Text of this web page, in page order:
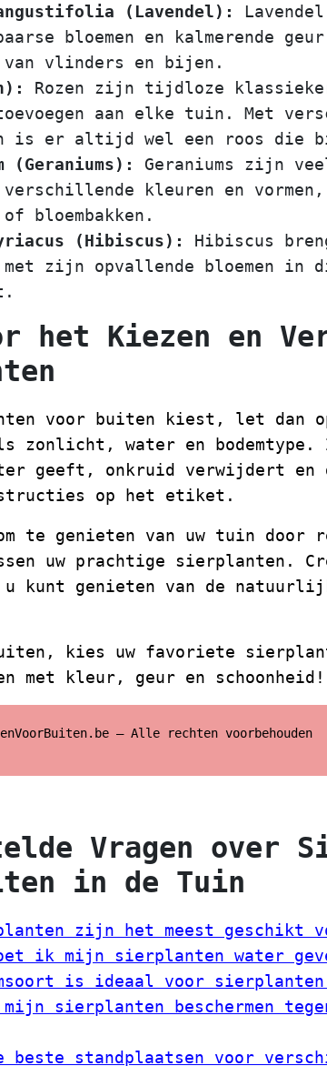
(Lavendel):
bloemen en kalmerende
van vlinders en bijen.
Rozen zijn tijdloze
aan elke tuin. Met
is er altijd wel een roos die bij
(Geraniums):
Geraniums zijn
kleuren en
of bloembakken.
(Hibiscus):
Hibiscus
met zijn opvallende bloemen in
het Kiezen en
voor buiten kiest, let dan
zonlicht, water en bodemtype.
geeft, onkruid verwijdert en
op het etiket.
te genieten van uw tuin door
uw prachtige sierplanten.
u kunt genieten van de
kies uw favoriete
met kleur, geur en schoonheid!
– Alle rechten voorbehouden
Vragen over
in de Tuin
zijn het meest geschikt
ik mijn sierplanten water
is ideaal voor
sierplanten beschermen
beste standplaatsen voor